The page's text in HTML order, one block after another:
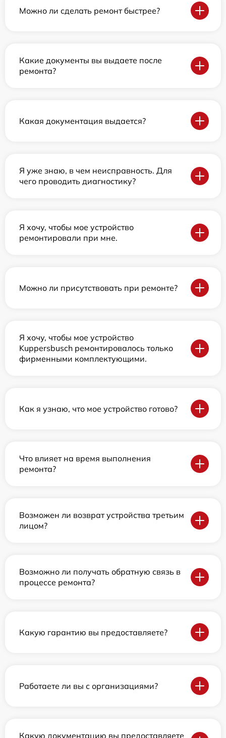
Можно ли сделать ремонт быстрее?
Какие документы вы выдаете после
ремонта?
Какая документация выдается?
Я уже знаю, в чем неисправность. Для
чего проводить диагностику?
Я хочу, чтобы мое устройство
ремонтировали при мне.
Можно ли присутствовать при ремонте?
Я хочу, чтобы мое устройство
Kuppersbusch ремонтировалось только
фирменными комплектующими.
Как я узнаю, что мое устройство готово?
Что влияет на время выполнения
ремонта?
Возможен ли возврат устройства третьим
лицом?
Возможно ли получать обратную связь в
процессе ремонта?
Какую гарантию вы предоставляете?
Работаете ли вы с организациями?
Какую документацию вы предоставляете